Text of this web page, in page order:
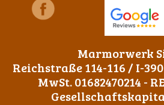
Marmorwerk
Reichstraße 114-116 / I-
MwSt. 01682470214 -